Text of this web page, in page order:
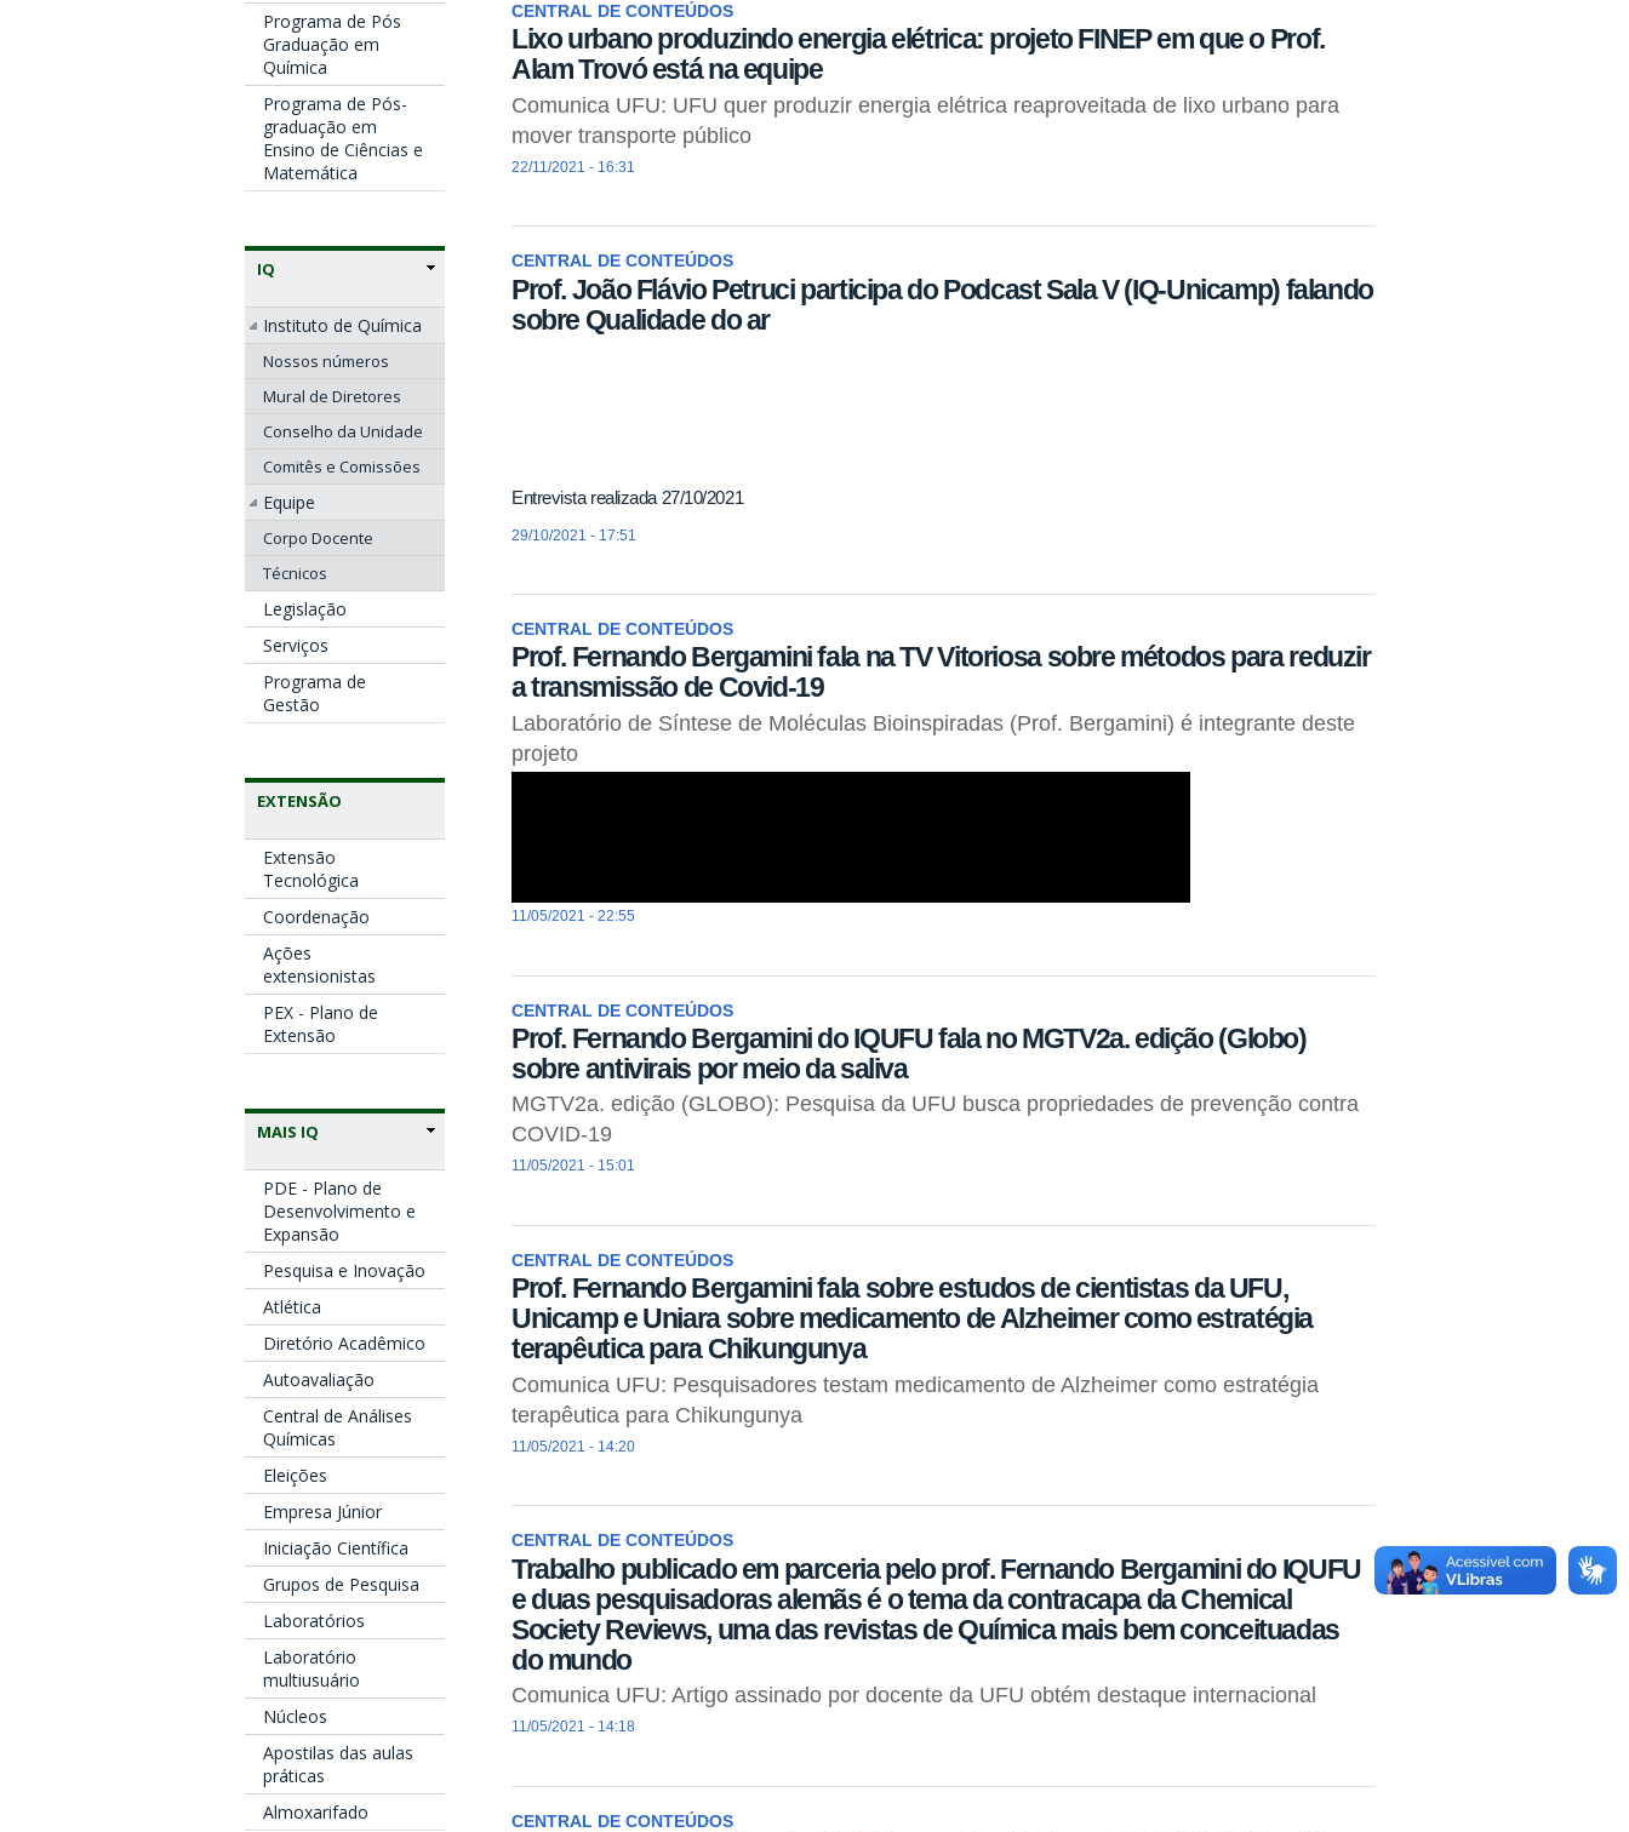
Programa de Pós
Graduação em
Química
Programa de Pós-
graduação em
Ensino de Ciências e
Matemática
IQ
Instituto de Química
Nossos números
Mural de Diretores
Conselho da Unidade
Comitês e Comissões
Equipe
Corpo Docente
Técnicos
Legislação
Serviços
Programa de
Gestão
EXTENSÃO
Extensão
Tecnológica
Coordenação
Ações
extensionistas
PEX - Plano de
Extensão
MAIS IQ
PDE - Plano de
Desenvolvimento e
Expansão
Pesquisa e Inovação
Atlética
Diretório Acadêmico
Autoavaliação
Central de Análises
Químicas
Eleições
Empresa Júnior
Iniciação Científica
Grupos de Pesquisa
Laboratórios
Laboratório
multiusuário
Núcleos
Apostilas das aulas
práticas
Almoxarifado
CENTRAL DE CONTEÚDOS
Lixo urbano produzindo energia elétrica: projeto FINEP em que o Prof.
Alam Trovó está na equipe
Comunica UFU: UFU quer produzir energia elétrica reaproveitada de lixo urbano para
mover transporte público
22/11/2021 - 16:31
CENTRAL DE CONTEÚDOS
Prof. João Flávio Petruci participa do Podcast Sala V (IQ-Unicamp) falando
sobre Qualidade do ar
Entrevista realizada 27/10/2021
29/10/2021 - 17:51
CENTRAL DE CONTEÚDOS
Prof. Fernando Bergamini fala na TV Vitoriosa sobre métodos para reduzir
a transmissão de Covid-19
Laboratório de Síntese de Moléculas Bioinspiradas (Prof. Bergamini) é integrante deste
projeto
11/05/2021 - 22:55
CENTRAL DE CONTEÚDOS
Prof. Fernando Bergamini do IQUFU fala no MGTV2a. edição (Globo)
sobre antivirais por meio da saliva
MGTV2a. edição (GLOBO): Pesquisa da UFU busca propriedades de prevenção contra
COVID-19
11/05/2021 - 15:01
CENTRAL DE CONTEÚDOS
Prof. Fernando Bergamini fala sobre estudos de cientistas da UFU,
Unicamp e Uniara sobre medicamento de Alzheimer como estratégia
terapêutica para Chikungunya
Comunica UFU: Pesquisadores testam medicamento de Alzheimer como estratégia
terapêutica para Chikungunya
11/05/2021 - 14:20
CENTRAL DE CONTEÚDOS
Trabalho publicado em parceria pelo prof. Fernando Bergamini do IQUFU
e duas pesquisadoras alemãs é o tema da contracapa da Chemical
Society Reviews, uma das revistas de Química mais bem conceituadas
do mundo
Comunica UFU: Artigo assinado por docente da UFU obtém destaque internacional
11/05/2021 - 14:18
CENTRAL DE CONTEÚDOS